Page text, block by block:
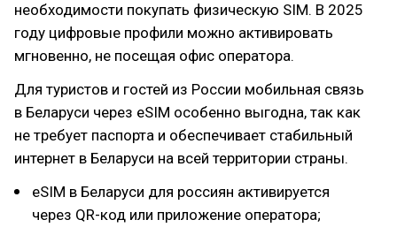
необходимости покупать физическую SIM. В 2025
году цифровые профили можно активировать
мгновенно, не посещая офис оператора.
Для туристов и гостей из России мобильная связь
в Беларуси через eSIM особенно выгодна, так как
не требует паспорта и обеспечивает стабильный
интернет в Беларуси на всей территории страны.
eSIM в Беларуси для россиян активируется
через QR-код или приложение оператора;